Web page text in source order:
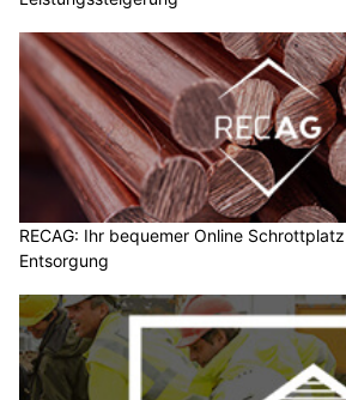
RECAG: Ihr bequemer Online
Entsorgung